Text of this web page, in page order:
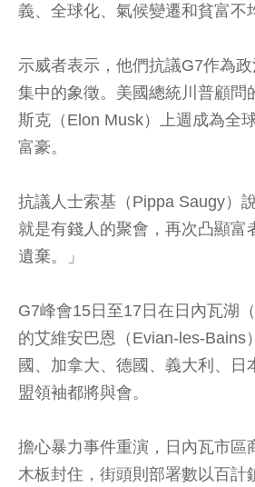
義、全球化、氣候變遷和貧富不
示威者表示，他們抗議G7作為
集中的象徵。美國總統川普顧問
斯克（Elon Musk）上週成為全
富豪。
抗議人士索基（Pippa Saugy）
就是有錢人的聚會，再次凸顯富
遺棄。」
G7峰會15日至17日在日內瓦湖
的艾維安巴恩（Evian-les-Bains
國、加拿大、德國、義大利、日
盟領袖都將與會。
擔心暴力事件重演，日內瓦市區
木板封住，街頭則部署數以百計